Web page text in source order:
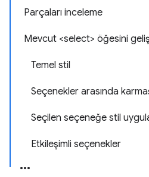
Parçaları inceleme
Mevcut <select> öğesini
Temel stil
Seçenekler arasında
Seçilen seçeneğe stil
Etkileşimli seçenekler